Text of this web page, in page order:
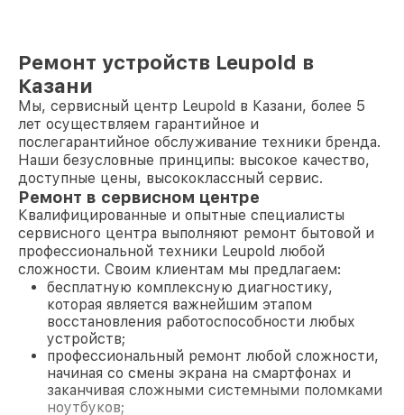
Ремонт устройств Leupold в
Казани
Мы, сервисный центр Leupold в Казани, более 5
лет осуществляем гарантийное и
послегарантийное обслуживание техники бренда.
Наши безусловные принципы: высокое качество,
доступные цены, высококлассный сервис.
Ремонт в сервисном центре
Квалифицированные и опытные специалисты
сервисного центра выполняют ремонт бытовой и
профессиональной техники Leupold любой
сложности. Своим клиентам мы предлагаем:
бесплатную комплексную диагностику,
которая является важнейшим этапом
восстановления работоспособности любых
устройств;
профессиональный ремонт любой сложности,
начиная со смены экрана на смартфонах и
заканчивая сложными системными поломками
ноутбуков;